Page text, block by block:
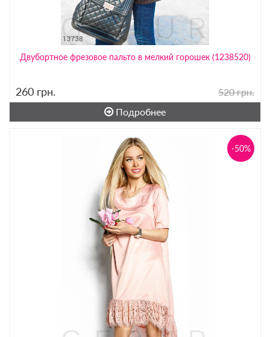
Двубортное фрезовое пальто в мелкий горошек (1238520)
260 грн.
520 грн.
Подробнее
-50%